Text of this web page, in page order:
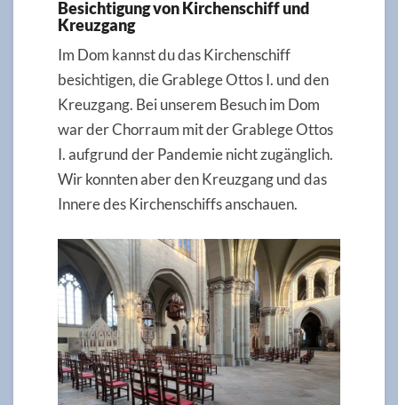
Besichtigung von Kirchenschiff und
Kreuzgang
Im Dom kannst du das Kirchenschiff
besichtigen, die Grablege Ottos I. und den
Kreuzgang. Bei unserem Besuch im Dom
war der Chorraum mit der Grablege Ottos
I. aufgrund der Pandemie nicht zugänglich.
Wir konnten aber den Kreuzgang und das
Innere des Kirchenschiffs anschauen.